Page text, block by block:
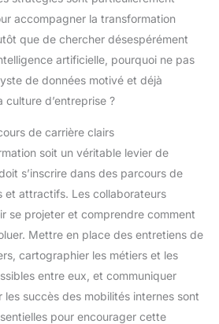
accompagner la transformation
que de chercher désespérément
artificielle, pourquoi ne pas
de données motivé et déjà
culture d’entreprise ?
de carrière clairs
soit un véritable levier de
s’inscrire dans des parcours de
et attractifs. Les collaborateurs
se projeter et comprendre comment
Mettre en place des entretiens de
cartographier les métiers et les
entre eux, et communiquer
les succès des mobilités internes sont
pour encourager cette